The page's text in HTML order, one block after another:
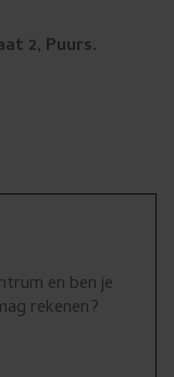
2, Puurs.
en ben je
rekenen?